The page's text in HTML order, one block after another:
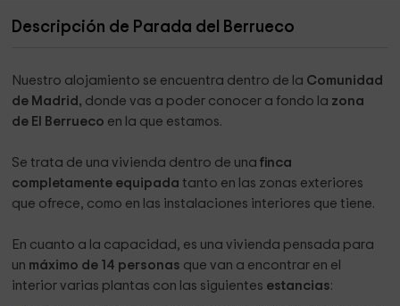
Descripción de Parada del Berrueco
Nuestro alojamiento se encuentra dentro de la Comunidad
de Madrid, donde vas a poder conocer a fondo la zona
de El Berrueco en la que estamos.
Se trata de una vivienda dentro de una finca
completamente equipada tanto en las zonas exteriores
que ofrece, como en las instalaciones interiores que tiene.
En cuanto a la capacidad, es una vivienda pensada para
un máximo de 14 personas que van a encontrar en el
interior varias plantas con las siguientes estancias: